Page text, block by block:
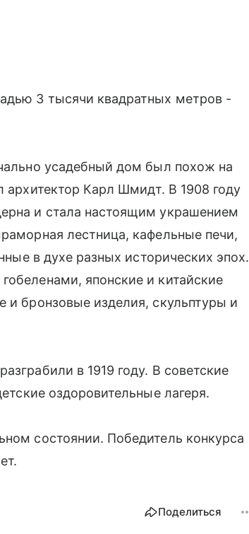
3 тысячи квадратных метров -
усадебный дом был похож на
архитектор Карл Шмидт. В 1908 году
и стала настоящим украшением
лестница, кафельные печи,
в духе разных исторических эпох.
японские и китайские
и бронзовые изделия, скульптуры и
в 1919 году. В советские
оздоровительные лагеря.
состоянии. Победитель конкурса
Поделиться